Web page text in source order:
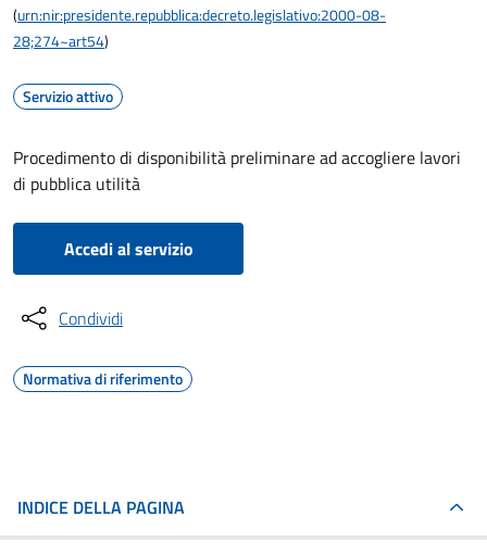
(urn:nir:presidente.repubblica:decreto.legislativo:2000-08-
28;274~art54)
Servizio attivo
Procedimento di disponibilità preliminare ad accogliere lavori
di pubblica utilità
Accedi al servizio
Condividi
Normativa di riferimento
INDICE DELLA PAGINA